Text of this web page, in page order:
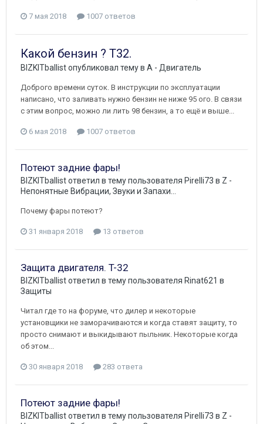
7 мая 2018 1007 ответов
Какой бензин ? Т32.
BIZKITballistопубликовал тему в A - Двигатель
Доброго времени суток. В инструкции по эксплуатации
написано, что заливать нужно бензин не ниже 95 ого. В связи
с этим вопрос, можно ли лить 98 бензин, а то ещё и выше...
6 мая 2018 1007 ответов
Потеют задние фары!
BIZKITballistответил в тему пользователя Pirelli73 в Z -
Непонятные Вибрации, Звуки и Запахи...
Почему фары потеют?
31 января 2018 13 ответов
Защита двигателя. T-32
BIZKITballistответил в тему пользователя Rinat621 в
Защиты
Читал где то на форуме, что дилер и некоторые
установщики не заморачиваются и когда ставят защиту, то
просто снимают и выкидывают пыльник. Некоторые когда
об этом...
30 января 2018 283 ответа
Потеют задние фары!
BIZKITballistответил в тему пользователя Pirelli73 в Z -